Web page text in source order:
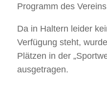
Programm des
Da in Haltern leider
Verfügung steht,
Plätzen in der
ausgetragen.